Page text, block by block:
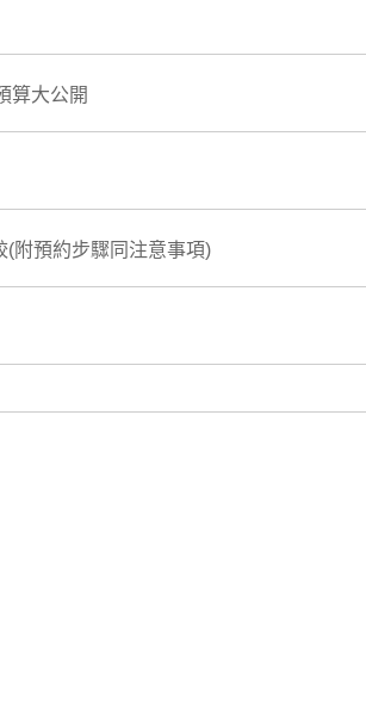
算大公開
附預約步驟同注意事項)